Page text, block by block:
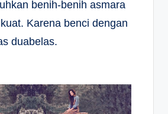
benih-benih asmara
Karena benci dengan
duabelas.